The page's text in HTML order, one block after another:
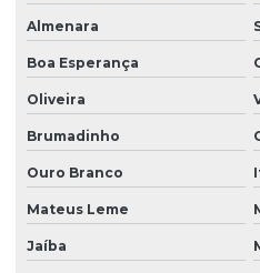
Sistema festoon para pontes
Talha elétrica de corrente
Talha elétrica para ponte rolante
Talhas elétricas de cabo de aço
Talhas elétricas de cabo de aço swf
Talhas elétricas de corrente swf
Topografia caminho de rolamento
Almenara
Boa Esperança
Oliveira
Brumadinho
Ouro Branco
Mateus Leme
Jaíba